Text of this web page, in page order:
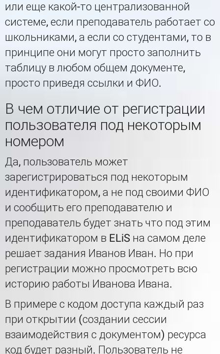
или еще какой-то централизованной
системе, если преподаватель работает со
школьниками, а если со студентами, то в
принципе они могут просто заполнить
таблицу в любом общем документе,
просто приведя ссылки и ФИО.
В чем отличие от регистрации
пользователя под некоторым
номером
Да, пользователь может
зарегистрироваться под некоторым
идентификатором, а не под своими ФИО
и сообщить его преподавателю и
преподаватель будет знать что под этим
идентификатором в ELiS на самом деле
решает задания Иванов Иван. Но при
регистрации можно просмотреть всю
историю работы Иванова Ивана.
В примере с кодом доступа каждый раз
при открытии (создании сессии
взаимодействия с документом) ресурса
код будет разный. Пользователь не